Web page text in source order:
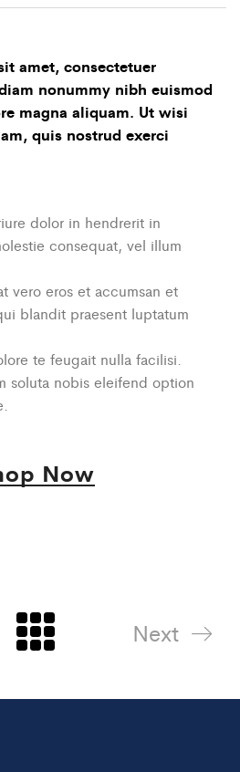
amet, consectetuer
nonummy nibh euismod
magna aliquam. Ut wisi
quis nostrud exerci
dolor in hendrerit in
consequat, vel illum
vero eros et accumsan et
blandit praesent luptatum
te feugait nulla facilisi.
soluta nobis eleifend option
Now
Next